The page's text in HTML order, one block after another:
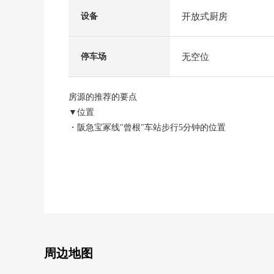
设备 开放式厨房
停车场 无空位
房源的推荐的要点
▼位置
・阪急宝冢线"曾根"车站步行5分钟的位置
▼设备
周边地图